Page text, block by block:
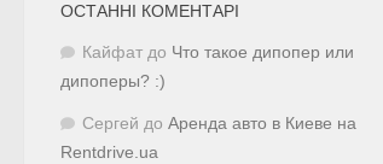
ОСТАННІ КОМЕНТАРІ
Кайфат до Что такое дипопер или
дипоперы? :)
Сергей до Аренда авто в Киеве на
Rentdrive.ua